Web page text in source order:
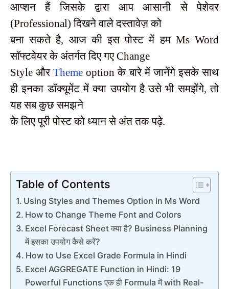
आप्शन हैं जिसके द्वारा आप आसानी से पेशेवर
(Professional) दिखने वाले दस्तावेज़ को
बना सकते है, आज की इस पोस्ट में हम Ms Word
सॉफ्टवेयर के अंतर्गत दिए गए Change
Style औरTheme option के बारे में जानेंगे इसके साथ
ही इनका डॉक्यूमेंट में क्या उपयोग है उसे भी समझेंगे, तो
यह सब कुछ समझने
के लिए पूरी पोस्ट को ध्यान से अंत तक पढ़े.
Table of Contents
Using Styles and Themes Option in Ms Word
How to Change Theme Font and Colors
Excel Forecast Sheet क्या है? Business Planning
में इसका उपयोग कैसे करें?
How to Use Excel Grade Formula in Hindi
Excel AGGREGATE Function in Hindi: 19
Powerful Functions एक ही Formula में with Real-